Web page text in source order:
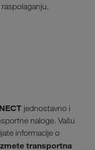
jednostavno i
naloge. Vašu
informacije o
transportna